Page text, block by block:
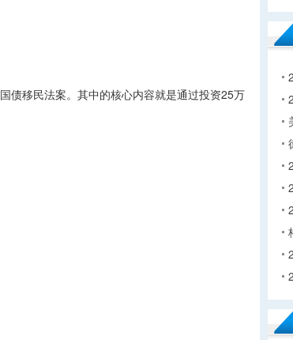
债移民法案。其中的核心内容就是通过投资25万